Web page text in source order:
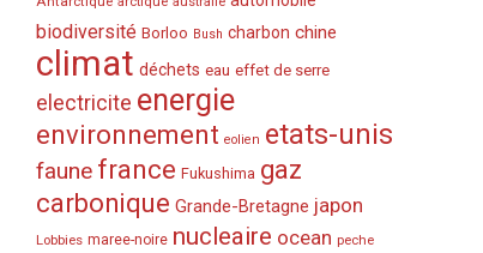
biodiversité Borloo Bush charbon chine
climat déchets eau effet de serre
electricite energie
environnement eolien etats-unis
faune france Fukushima gaz
carbonique Grande-Bretagne japon
Lobbies maree-noire nucleaire ocean peche